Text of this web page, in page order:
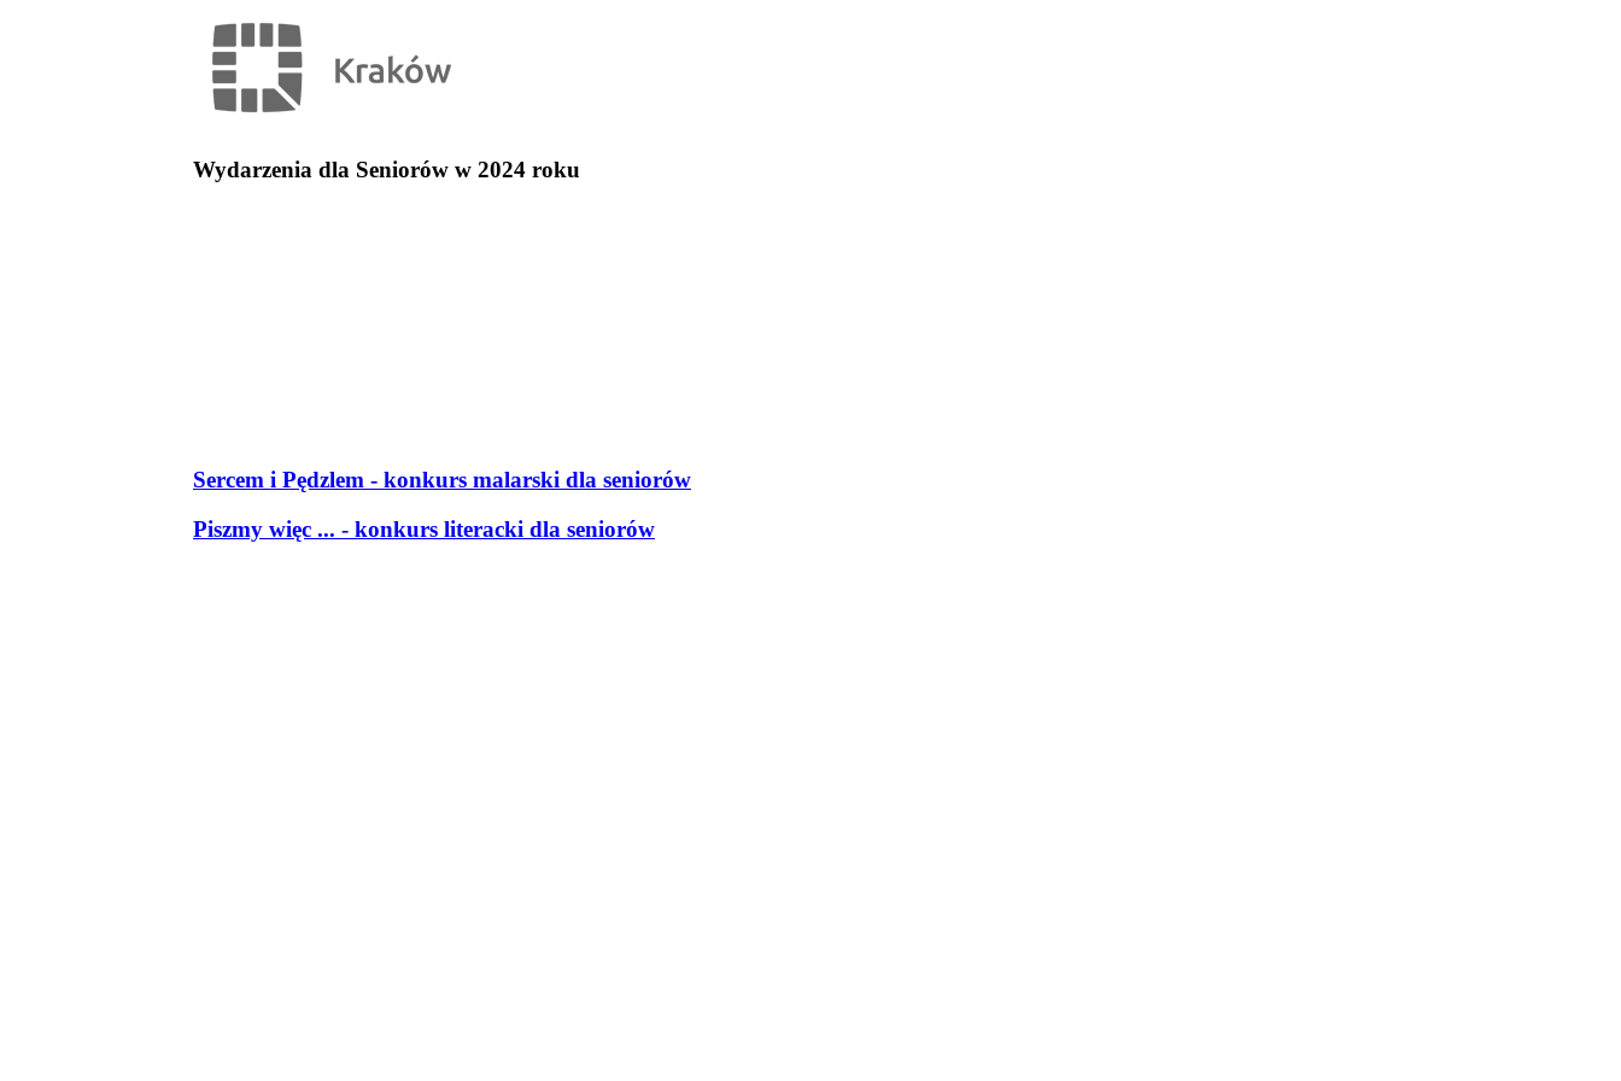
Wydarzenia dla Seniorów w 2024 roku
Sercem i Pędzlem - konkurs malarski dla seniorów
Piszmy więc ... - konkurs literacki dla seniorów